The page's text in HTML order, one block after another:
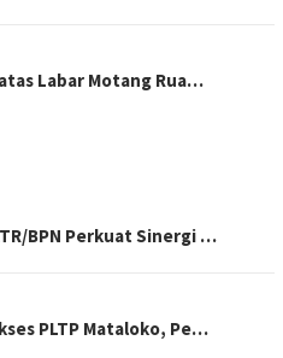
Labar Motang Rua…
BPN Perkuat Sinergi …
PLTP Mataloko, Pe…